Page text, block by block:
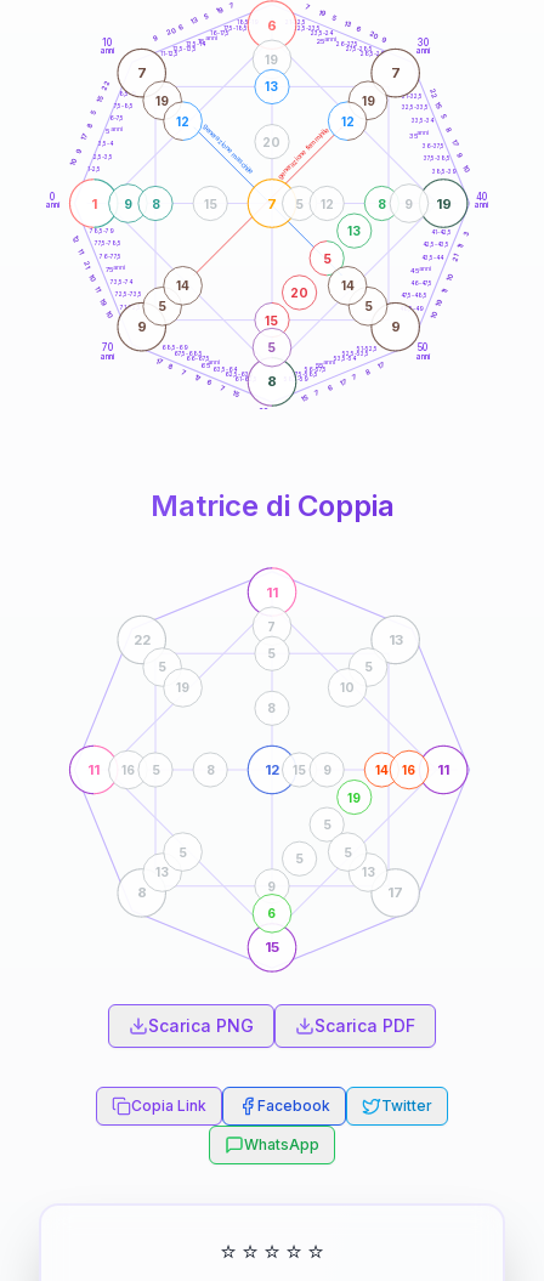
generazione maschile generazione femminile
0
anni
10
anni
30
anni
40
anni
50
anni
60
70
anni
1-2,5
2,5-3,5
3,5-4
6-7,5
7,5-8,5
8,5-9
11-12,5
12,5-13,5
13,5-14
16-17,5
17,5-18,5
18,5-19 21-22,5
22,5-23,5
23,5-24
26-27,5
27,5-28,5
28,5-29
31-32,5
32,5-33,5
33,5-34
36-37,5
37,5-38,5
38,5-39
41-42,5
42,5-43,5
43,5-44
46-47,5
47,5-48,5
48,5-49
51-52,5
52,5-53,5
53,5-54
56-57,5
57,5-58,5
58,5-59
61-62,5
62,5-63,5
63,5-64
66-67,5
67,5-68,5
68,5-69
71-72,5
72,5-73,5
73,5-74
76-77,5
77,5-78,5
78,5-79
10
9
17
8
5
15
22
9
20
6
13
5
19 7 7
19 5
13
6
20
9
22
15
5
8
17
9
10
3
11
21
10
11
19
10
17
8
7
17
6
7
15
15
7
6
17
7
8
17
10
19
11
10
21
11
12
1
6
19
8
7
7 7
9 9
15
20
5
13
8
9
19
9
5
8
13
5 12
15
20
19
12
19
12
5
14
5
14
5anni
15 anni 25anni
35anni
45anni
55anni
65anni
75anni
Matrice di Coppia
11
11
11
15
12
22 13
8 17
9
5
5
19
14
16
7
16
6
5
5
15 9
8
8
5
19
5
10
13
5
13
5
Scarica PNG Scarica PDF
Copia Link Facebook Twitter
WhatsApp
⭐ ⭐ ⭐ ⭐ ⭐